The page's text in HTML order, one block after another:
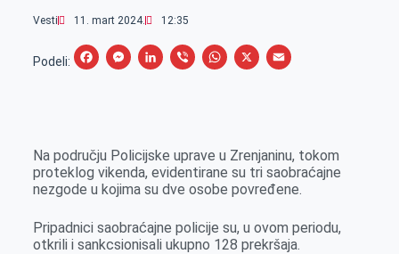
Vesti 11. mart 2024. 12:35
Podeli:
F
b
o
k
M
e
n
e
L
e
d
n
V
r
W
s
A
p
X
E
l
Na području Policijske uprave u Zrenjaninu, tokom
proteklog vikenda, evidentirane su tri saobraćajne
nezgode u kojima su dve osobe povređene.
Pripadnici saobraćajne policije su, u ovom periodu,
otkrili i sankcsionisali ukupno 128 prekršaja.